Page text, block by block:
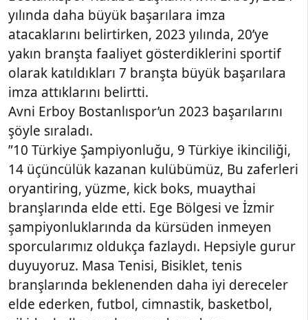
yılında daha büyük başarılara imza
atacaklarını belirtirken, 2023 yılında, 20’ye
yakın branşta faaliyet gösterdiklerini sportif
olarak katıldıkları 7 branşta büyük başarılara
imza attıklarını belirtti.
Avni Erboy Bostanlıspor’un 2023 başarılarını
şöyle sıraladı.
”10 Türkiye Şampiyonluğu, 9 Türkiye ikinciliği,
14 üçüncülük kazanan kulübümüz, Bu zaferleri
oryantiring, yüzme, kick boks, muaythai
branşlarında elde etti. Ege Bölgesi ve İzmir
şampiyonluklarında da kürsüden inmeyen
sporcularımız oldukça fazlaydı. Hepsiyle gurur
duyuyoruz. Masa Tenisi, Bisiklet, tenis
branşlarında beklenenden daha iyi dereceler
elde ederken, futbol, cimnastik, basketbol,